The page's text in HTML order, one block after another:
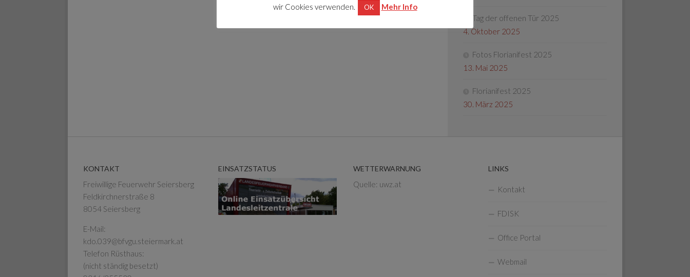
Tag der offenen Tür 2025
4. Oktober 2025
Fotos Florianifest 2025
13. Mai 2025
Florianifest 2025
30. März 2025
KONTAKT
Freiwillige Feuerwehr Seiersberg
Feldkirchnerstraße 8
8054 Seiersberg
E-Mail:
kdo.039@bfvgu.steiermark.at
Telefon Rüsthaus:
(nicht ständig besetzt)
EINSATZSTATUS WETTERWARNUNG
Quelle: uwz.at
LINKS
Kontakt
FDISK
Office Portal
Webmail
wir Cookies verwenden.
OK Mehr Info